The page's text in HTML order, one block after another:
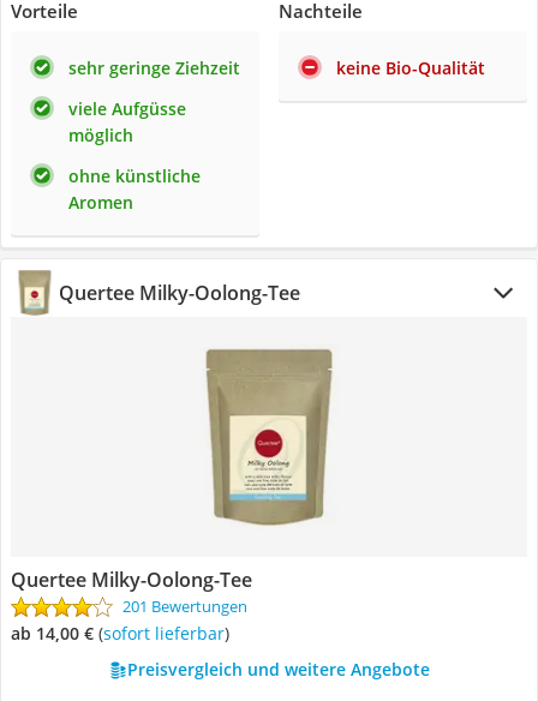
Vorteile
sehr geringe Ziehzeit
viele Aufgüsse
möglich
ohne künstliche
Aromen
Nachteile
keine Bio-Qualität
Quertee Milky-Oolong-Tee
Quertee Milky-Oolong-Tee
201 Bewertungen
ab 14,00 € ( Sofort lieferbar)
Preisvergleich und weitere Angebote